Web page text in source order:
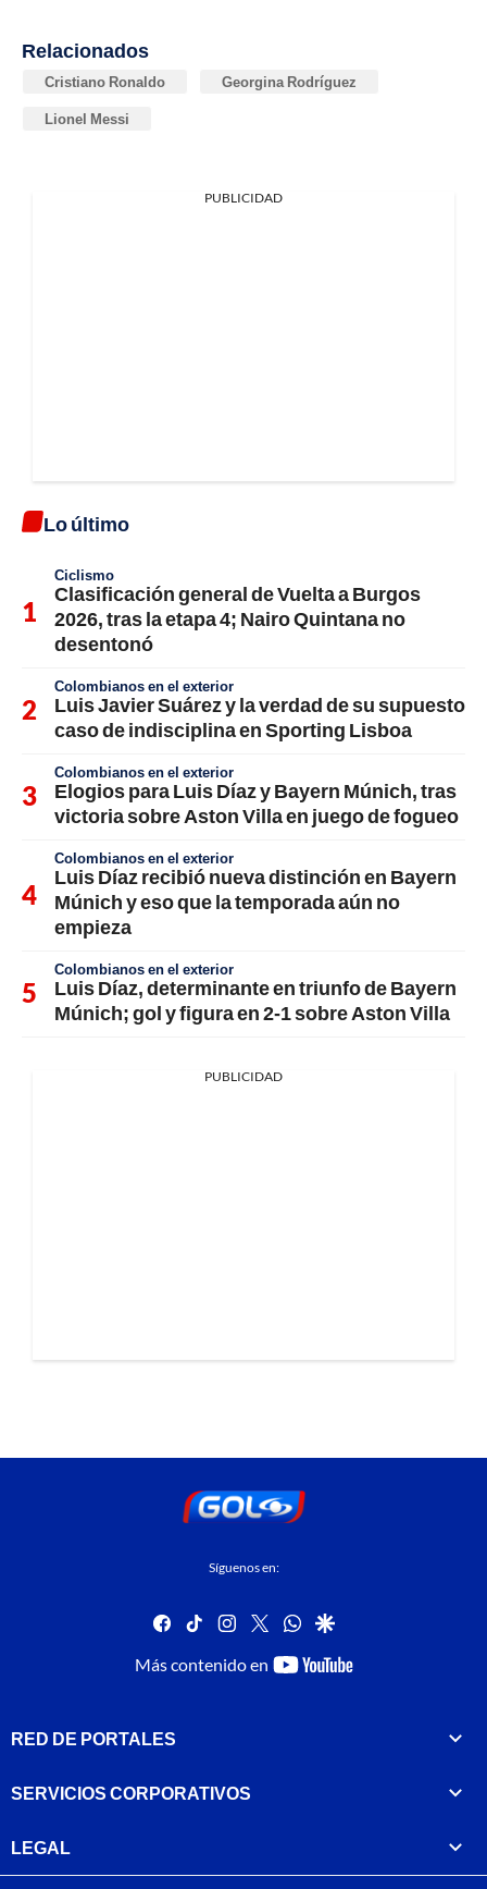
Relacionados
Cristiano Ronaldo Georgina Rodríguez
Lionel Messi
PUBLICIDAD
Lo último
Ciclismo
Clasificación general de Vuelta a Burgos
2026, tras la etapa 4; Nairo Quintana no
desentonó
Colombianos en el exterior
Luis Javier Suárez y la verdad de su supuesto
caso de indisciplina en Sporting Lisboa
Colombianos en el exterior
Elogios para Luis Díaz y Bayern Múnich, tras
victoria sobre Aston Villa en juego de fogueo
Colombianos en el exterior
Luis Díaz recibió nueva distinción en Bayern
Múnich y eso que la temporada aún no
empieza
Colombianos en el exterior
Luis Díaz, determinante en triunfo de Bayern
Múnich; gol y figura en 2-1 sobre Aston Villa
PUBLICIDAD
Síguenos en:
facebook
tiktok instagram
twitterwhatsapp
google
Más contenido en
youtube-
RED DE PORTALES
SERVICIOS CORPORATIVOS
LEGAL